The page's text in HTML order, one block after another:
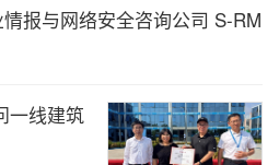
报与网络安全咨询公司 S-RM
一线建筑